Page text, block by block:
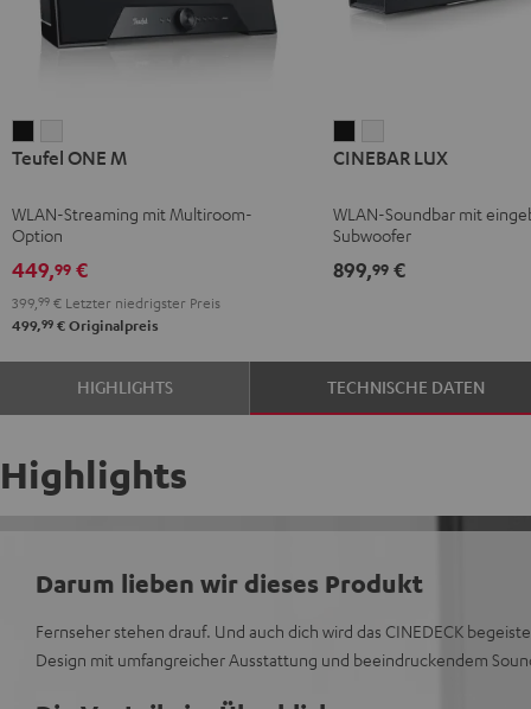
ONE
Schwarz
ONE
Weiß
Teufel ONE M
WLAN-Streaming mit Multiroom-
Option
449,99 €
399, 99 € Letzter niedrigster Preis
499,99 € Originalpreis
LUXLUX
CINEBAR LUX
WLAN-Soundbar mit
Subwoofer
899,99€
HIGHLIGHTS TECHNISCHE DATEN
Highlights
Darum lieben wir dieses Produkt
Fernseher stehen drauf. Und auch dich wird das CINEDECK
Design mit umfangreicher Ausstattung und beeindruckendem